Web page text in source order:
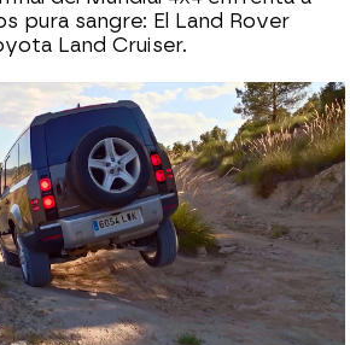
pura sangre: El Land Rover
Land Cruiser.
de 2022, 10:34